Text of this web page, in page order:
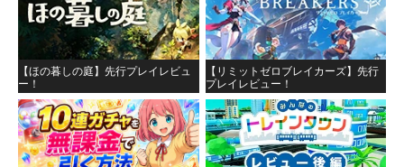
【ほの暮しの庭】先行プレイレビュ
ー！
【リミットゼロブレイカーズ】先行
プレイレビュー！